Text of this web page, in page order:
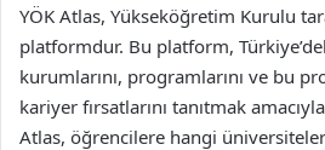
YÖK Atlas, Yükseköğretim Kurulu
platformdur. Bu platform,
kurumlarını, programlarını ve bu
kariyer fırsatlarını tanıtmak
Atlas, öğrencilere hangi